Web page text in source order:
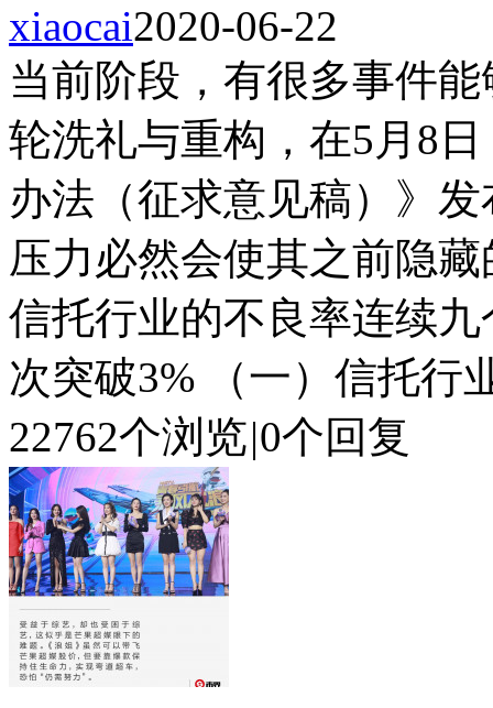
xiaocai2020-06-22
当前阶段，有很多事件
轮洗礼与重构，在5月8
办法（征求意见稿）》
压力必然会使其之前隐
信托行业的不良率连续
次突破3% （一）信托行
22762个浏览|0个回复